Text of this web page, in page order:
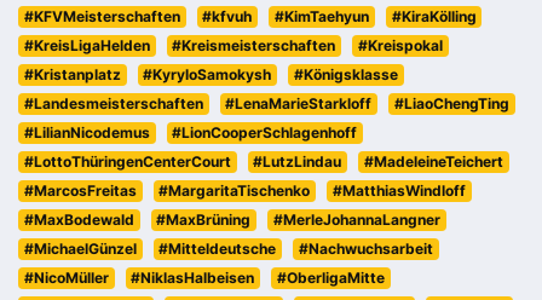
#KFVMeisterschaften
#kfvuh #KimTaehyun
#KiraKölling
#KreisLigaHelden
#Kreismeisterschaften
#Kreispokal
#Kristanplatz
#KyryloSamokysh
#Königsklasse
#Landesmeisterschaften
#LenaMarieStarkloff
#LiaoChengTing
#LilianNicodemus
#LionCooperSchlagenhoff
#LottoThüringenCenterCourt
#LutzLindau
#MadeleineTeichert
#MarcosFreitas
#MargaritaTischenko
#MatthiasWindloff
#MaxBodewald
#MaxBrüning
#MerleJohannaLangner
#MichaelGünzel
#Mitteldeutsche
#Nachwuchsarbeit
#NicoMüller
#NiklasHalbeisen
#OberligaMitte